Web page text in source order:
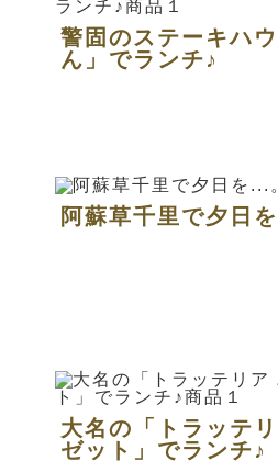
警固のステーキハ
ん」でランチ♪
阿蘇草千里で夕日
大名の「トラッテ
ゼット」でランチ♪